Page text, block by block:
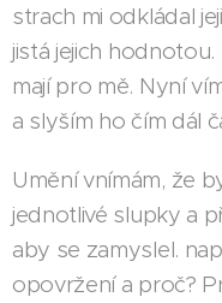
strach mi odkládal
jistá jejich
mají pro mě. Nyní
a slyším ho čím dál
Umění vnímám, že
jednotlivé slupky a
aby se zamyslel.
opovržení a proč?